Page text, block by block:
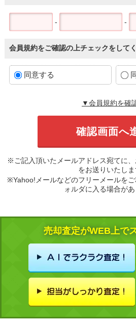
- -
会員規約をご確認の上チェックをして
同意する
▼会員規約を確
※ご記入頂いたメールアドレス宛てに
をお送りいたしま
※Yahoo!メールなどのフリーメールを
ォルダに入る場合があ
売却査定がWEB上で